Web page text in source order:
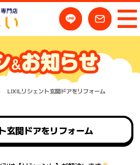
LIXILリシェント玄関ドアをリフォーム
玄関ドアをリフォーム